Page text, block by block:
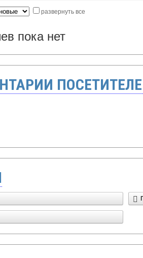
развернуть все
пока нет